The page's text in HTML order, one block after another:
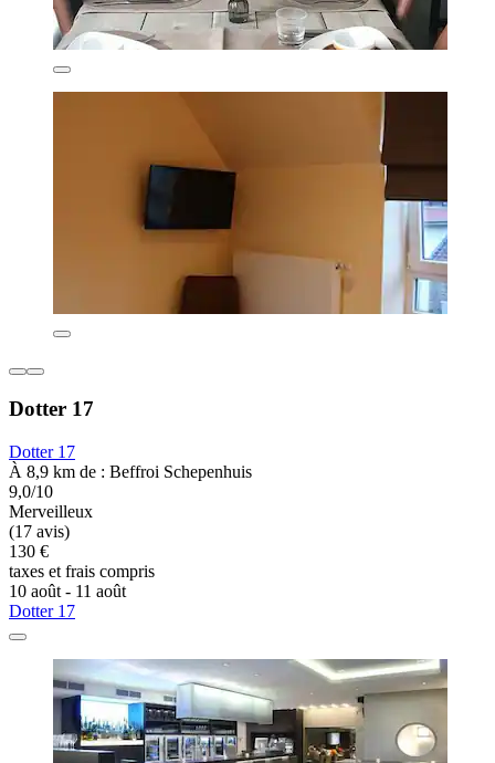
Dotter 17
Dotter 17
À 8,9 km de : Beffroi Schepenhuis
9,0/10
Merveilleux
(17 avis)
130 €
taxes et frais compris
10 août - 11 août
Dotter 17